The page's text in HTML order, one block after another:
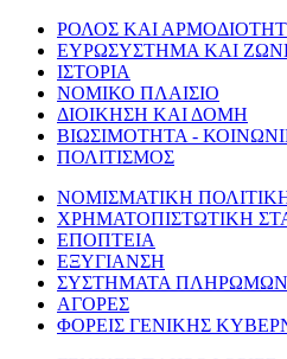
ΡΟΛΟΣ ΚΑΙ
ΕΥΡΩΣΥΣΤΗΜΑ ΚΑΙ
ΙΣΤΟΡΙΑ
ΝΟΜΙΚΟ ΠΛΑΙΣΙΟ
ΔΙΟΙΚΗΣΗ ΚΑΙ ΔΟΜΗ
ΒΙΩΣΙΜΟΤΗΤΑ -
ΠΟΛΙΤΙΣΜΟΣ
ΝΟΜΙΣΜΑΤΙΚΗ
ΧΡΗΜΑΤΟΠΙΣΤΩΤΙΚΗ
ΕΠΟΠΤΕΙΑ
ΕΞΥΓΙΑΝΣΗ
ΣΥΣΤΗΜΑΤΑ ΠΛΗΡΩΜΩΝ
ΑΓΟΡΕΣ
ΦΟΡΕΙΣ ΓΕΝΙΚΗΣ